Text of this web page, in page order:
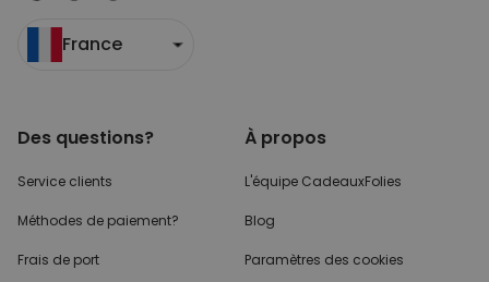
France
Des questions?
Service clients
Méthodes de paiement?
Frais de port
À propos
L'équipe CadeauxFolies
Blog
Paramètres des cookies